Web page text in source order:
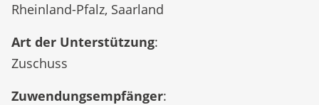
Rheinland-Pfalz, Saarland
Art der Unterstützung:
Zuschuss
Zuwendungsempfänger: